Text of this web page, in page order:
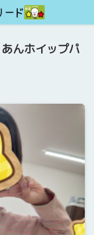
んホイップパ